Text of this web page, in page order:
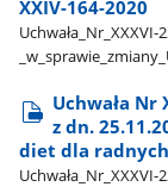
XXIV-164-2020
Uchwała Nr
z dn.
diet dla radnych